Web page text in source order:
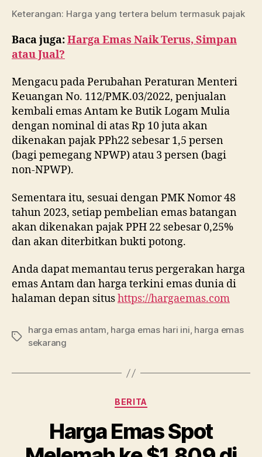
Keterangan: Harga yang tertera belum termasuk pajak
Baca juga:Harga Emas Naik Terus, Simpan
atau Jual?
Mengacu pada Perubahan Peraturan Menteri
Keuangan No. 112/PMK.03/2022, penjualan
kembali emas Antam ke Butik Logam Mulia
dengan nominal di atas Rp 10 juta akan
dikenakan pajak PPh22 sebesar 1,5 persen
(bagi pemegang NPWP) atau 3 persen (bagi
non-NPWP).
Sementara itu, sesuai dengan PMK Nomor 48
tahun 2023, setiap pembelian emas batangan
akan dikenakan pajak PPH 22 sebesar 0,25%
dan akan diterbitkan bukti potong.
Anda dapat memantau terus pergerakan harga
emas Antam dan harga terkini emas dunia di
halaman depan situshttps://hargaemas.com
Tag
harga emas antam, harga emas hari ini, harga emas
sekarang
Kategori
BERITA
Harga Emas Spot